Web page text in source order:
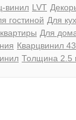
винил LVT
гостиной Для
Для
Кварцвинил
Толщина 2.5